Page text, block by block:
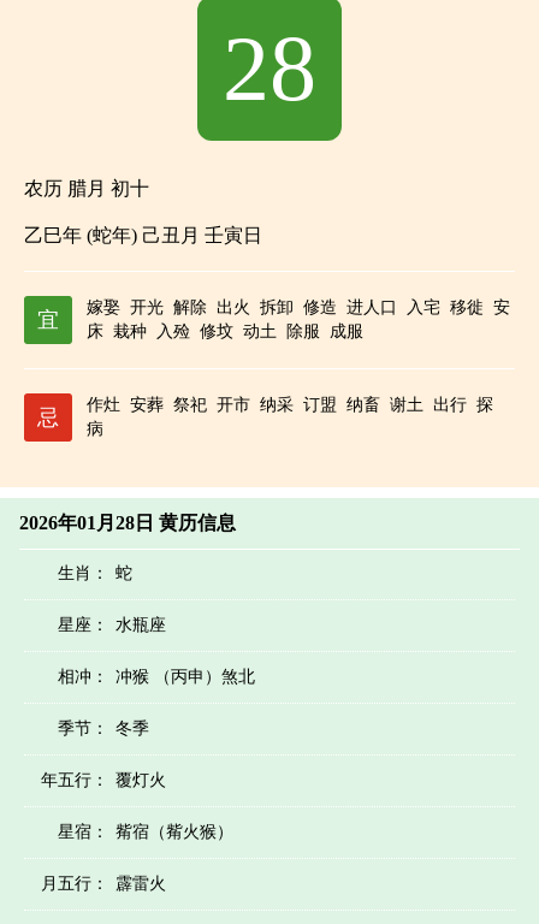
28
农历 腊月 初十
乙巳年 (蛇年) 己丑月 壬寅日
宜
嫁娶 开光 解除 出火 拆卸 修造 进人口 入宅 移徙 安
床 栽种 入殓 修坟 动土 除服 成服
忌
作灶 安葬 祭祀 开市 纳采 订盟 纳畜 谢土 出行 探
病
2026年01月28日 黄历信息
生肖： 蛇
星座： 水瓶座
相冲： 冲猴 （丙申）煞北
季节： 冬季
年五行： 覆灯火
星宿： 觜宿（觜火猴）
月五行： 霹雷火